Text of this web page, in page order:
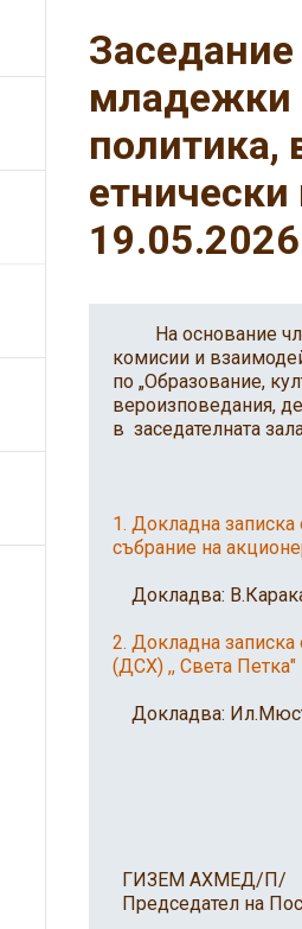
Заседание
младежки
политика,
На основание чл.
комисии и
по „Образование,
вероизповедания,
в заседателната
Д Н Е
1. Докладна
събрание на
Докладва:
2. Докладна записка
(ДСХ) ,, Света
Докладва:
ГИЗЕМ АХМЕД/П/
Председател на